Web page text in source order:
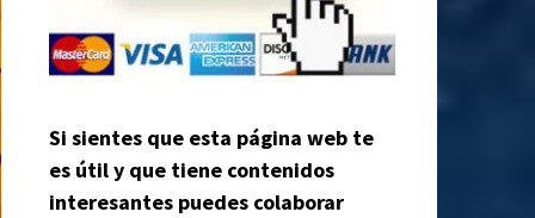
Si sientes que esta página web te
es útil y que tiene contenidos
interesantes puedes colaborar